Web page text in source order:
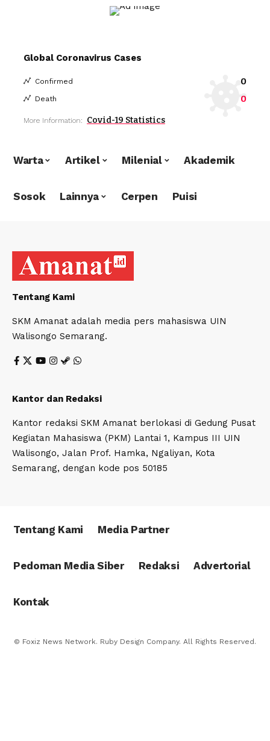
Global Coronavirus Cases
Confirmed 0
Death 0
More Information: Covid-19 Statistics
Warta Artikel Milenial Akademik
Sosok Lainnya Cerpen Puisi
Tentang Kami
SKM Amanat adalah media pers mahasiswa UIN
Walisongo Semarang.
Kantor dan Redaksi
Kantor redaksi SKM Amanat berlokasi di Gedung Pusat
Kegiatan Mahasiswa (PKM) Lantai 1, Kampus III UIN
Walisongo, Jalan Prof. Hamka, Ngaliyan, Kota
Semarang, dengan kode pos 50185
Tentang Kami Media Partner
Pedoman Media Siber Redaksi Advertorial
Kontak
© Foxiz News Network. Ruby Design Company. All Rights Reserved.